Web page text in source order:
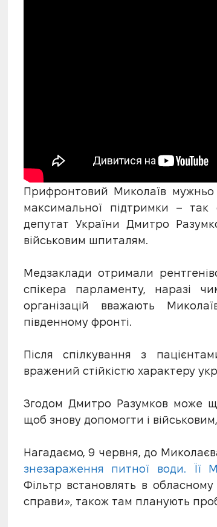
Прифронтовий Миколаїв мужньо
максимальної підтримки – так
депутат України Дмитро
військовим шпиталям.
Медзаклади отримали
спікера парламенту, наразі
організацій вважають
південному фронті.
Після спілкування з
вражений стійкістю характеру
Згодом Дмитро Разумков може
щоб знову допомогти і
Нагадаємо, 9 червня, до
знезараження питної води. Її
Фільтр встановлять в обласному
справи», також там планують